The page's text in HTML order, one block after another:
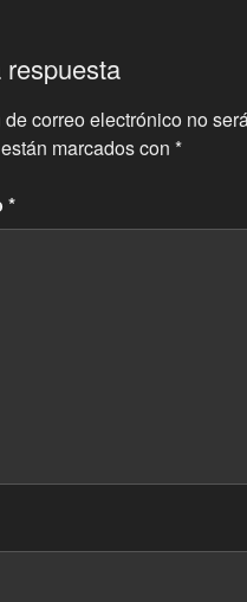
respuesta
correo electrónico no
marcados con *
*